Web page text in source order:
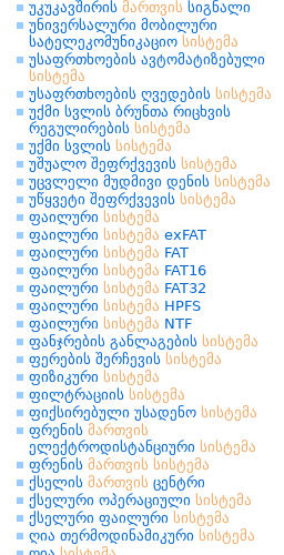
უკუკავშირის მართვის სიგნალი
უნივერსალური მობილური
სატელეკომუნიკაციო სისტემა
უსაფრთხოების ავტომატიზებული
სისტემა
უსაფრთხოების ღვედების სისტემა
უქმი სვლის ბრუნთა რიცხვის
რეგულირების სისტემა
უქმი სვლის სისტემა
უშუალო შეფრქვევის სისტემა
უცვლელი მუდმივი დენის სისტემა
უწყვეტი შეფრქვევის სისტემა
ფაილური სისტემა
ფაილური სისტემა exFAT
ფაილური სისტემა FAT
ფაილური სისტემა FAT16
ფაილური სისტემა FAT32
ფაილური სისტემა HPFS
ფაილური სისტემა NTF
ფანჯრების განლაგების სისტემა
ფერების შერჩევის სისტემა
ფიზიკური სისტემა
ფილტრაციის სისტემა
ფიქსირებული უსადენო სისტემა
ფრენის მართვის
ელექტროდისტანციური სისტემა
ფრენის მართვის სისტემა
ქსელის მართვის ცენტრი
ქსელური ოპერაციული სისტემა
ქსელური ფაილური სისტემა
ღია თერმოდინამიკური სისტემა